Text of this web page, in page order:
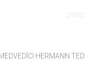
MEDVEDÍCI HERMANN